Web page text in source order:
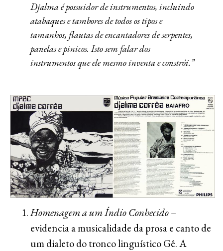
Djalma é possuidor de instrumentos, incluindo
atabaques e tambores de todos os tipos e
tamanhos, flautas de encantadores de serpentes,
panelas e pinicos. Isto sem falar dos
instrumentos que ele mesmo inventa e constrói.”
Homenagem a um Índio Conhecido–
evidencia a musicalidade da prosa e canto de
um dialeto do tronco linguístico Gê. A